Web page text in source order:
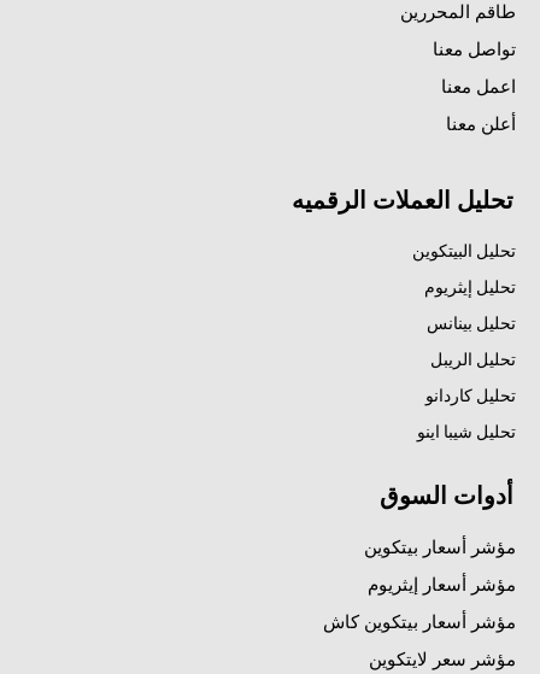
طاقم المحررين
تواصل معنا
اعمل معنا
أعلن معنا
تحليل العملات الرقميه
تحليل البيتكوين
تحليل إيثريوم
تحليل بينانس
تحليل الريبل
تحليل كاردانو
تحليل شيبا اينو
أدوات السوق
مؤشر أسعار بيتكوين
مؤشر أسعار إيثريوم
مؤشر أسعار بيتكوين كاش
مؤشر سعر لايتكوين